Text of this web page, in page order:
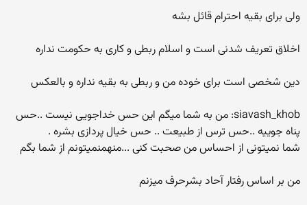
ولی برای بقیه احترام قائل بشه
اخلاق تعریف شدنی است و اسلام ربطی و کاری به حکومت نداره
دین شخصی است برای خوده من و ربطی به بقیه نداره و بالعکس
siavash_khob: من به شما میگم این حس خداجویی نیست ..حس
پناه جوییه ..حس ترس از طبیعت .. حس خیال پردازی بشره .
شما نمیتونی از احساس من صحبت کنی ...منهمنمیتونم از شما بگم
من بر اساس رفتار آحاد بشرحرف میزنم